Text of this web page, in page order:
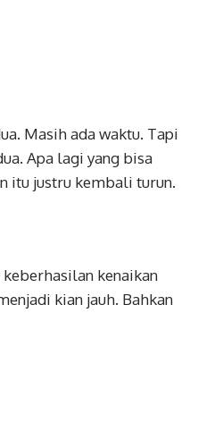
Masih ada waktu. Tapi
Apa lagi yang bisa
itu justru kembali turun.
kenaikan
kian jauh. Bahkan